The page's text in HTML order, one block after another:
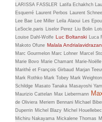
LARISSA FASSLER Latifa Echakhch
Esquerré Laurent Perbos Laurent
Lee Bae Lee Miller Leila Alaoui Les
LeSocle.paris Liselor Perez Liu Bolin
Louise Dahl-Wolfe Luc Boltanski Luca
Makoto Ofune Malala
Marc Gourmelon Marc Lohner Marcel
Marie Bovo Marie Chamant Marie-
Marithé et François Girbaud Marjan
Mark Rothko Mark Tobey Mark Weighton
Schildge Masato Tanaka Masayoshi
Maurizio Cattelan Max Liebermann
de Oliviera Meriem Bennani Michael
Duperrin Michel Blazy Michel
Michiru Nakayama Mickalene Thomas